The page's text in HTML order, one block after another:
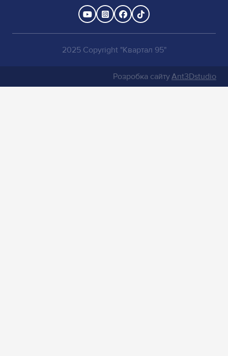
2025 Copyright "Квартал 95"
Розробка сайтуAnt3Dstudio